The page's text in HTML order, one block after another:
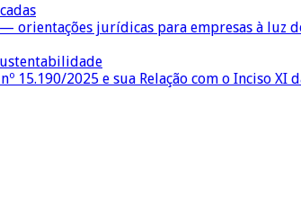
jurídicas para empresas à luz
15.190/2025 e sua Relação com o Inciso XI